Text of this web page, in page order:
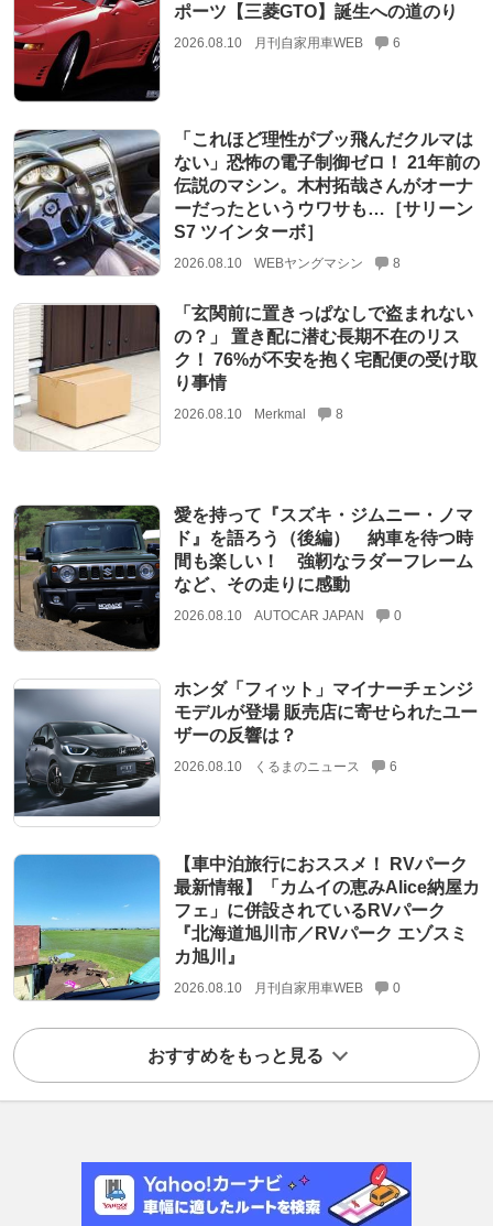
ポーツ【三菱GTO】誕生への道のり
2026.08.10 月刊自家用車WEB 6
「これほど理性がブッ飛んだクルマは
ない」恐怖の電子制御ゼロ！ 21年前の
伝説のマシン。木村拓哉さんがオーナ
ーだったというウワサも…［サリーン
S7 ツインターボ］
2026.08.10 WEBヤングマシン 8
「玄関前に置きっぱなしで盗まれない
の？」 置き配に潜む長期不在のリス
ク！ 76%が不安を抱く宅配便の受け取
り事情
2026.08.10 Merkmal 8
愛を持って『スズキ・ジムニー・ノマ
ド』を語ろう（後編） 納車を待つ時
間も楽しい！ 強靭なラダーフレーム
など、その走りに感動
2026.08.10 AUTOCAR JAPAN 0
ホンダ「フィット」マイナーチェンジ
モデルが登場 販売店に寄せられたユー
ザーの反響は？
2026.08.10 くるまのニュース 6
【車中泊旅行におススメ！ RVパーク
最新情報】「カムイの恵みAlice納屋カ
フェ」に併設されているRVパーク
『北海道旭川市／RVパーク エゾスミ
カ旭川』
2026.08.10 月刊自家用車WEB 0
おすすめをもっと見る